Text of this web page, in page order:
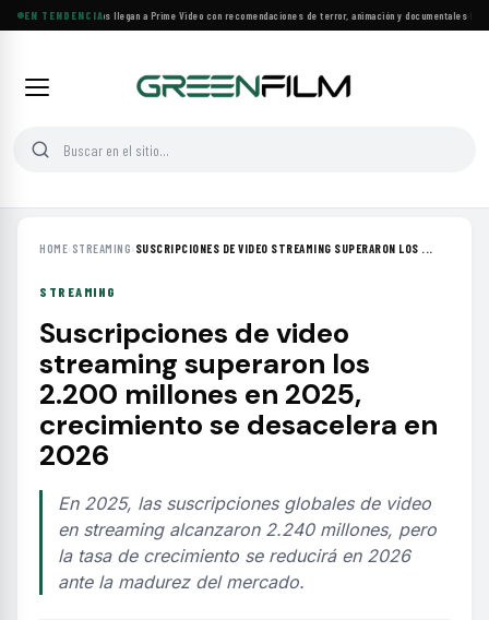
EN TENDENCIA
Más de 160 estrenos llegan a Prime Video con recomendaciones de terror, animación y documentales·Las
HOME› STREAMING› SUSCRIPCIONES DE VIDEO STREAMING SUPERARON LOS ...
STREAMING
Suscripciones de video
streaming superaron los
2.200 millones en 2025,
crecimiento se desacelera en
2026
En 2025, las suscripciones globales de video
en streaming alcanzaron 2.240 millones, pero
la tasa de crecimiento se reducirá en 2026
ante la madurez del mercado.